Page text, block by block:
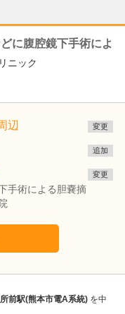
に腹腔鏡下手術によ
ニック
辺 変更
追加
手術による胆嚢摘
変更
前駅(熊本市電A系統) を中